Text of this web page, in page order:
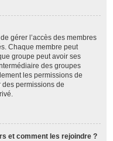
gérer l’accès des membres
Chaque membre peut
groupe peut avoir ses
des groupes
les permissions de
des permissions de
et comment les rejoindre ?